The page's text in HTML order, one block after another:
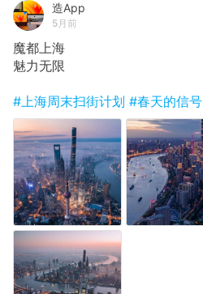
造App
5月前
魔都上海
魅力无限
#上海周末扫街计划 #春天的信号